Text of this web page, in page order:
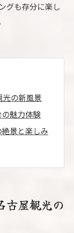
グも存分に楽し
光の新風景
魅力体験
景と楽しみ
古屋観光の